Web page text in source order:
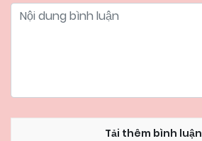
Chapter 6.1 04/06/2025
Chapter 5.2 04/06/2025
Tải thêm bình luận